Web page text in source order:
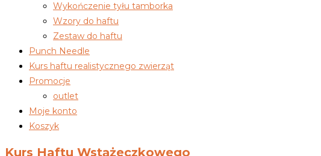
Wykończenie tyłu tamborka
Wzory do haftu
Zestaw do haftu
Punch Needle
Kurs haftu realistycznego zwierząt
Promocje
outlet
Moje konto
Koszyk
Kurs Haftu Wstążeczkowego